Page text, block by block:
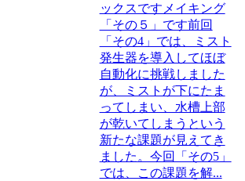
ックスですメイキング
「その５」です前回
「その4」では、ミスト
発生器を導入してほぼ
自動化に挑戦しました
が、ミストが下にたま
ってしまい、水槽上部
が乾いてしまうという
新たな課題が見えてき
ました。今回「その5」
では、この課題を解...